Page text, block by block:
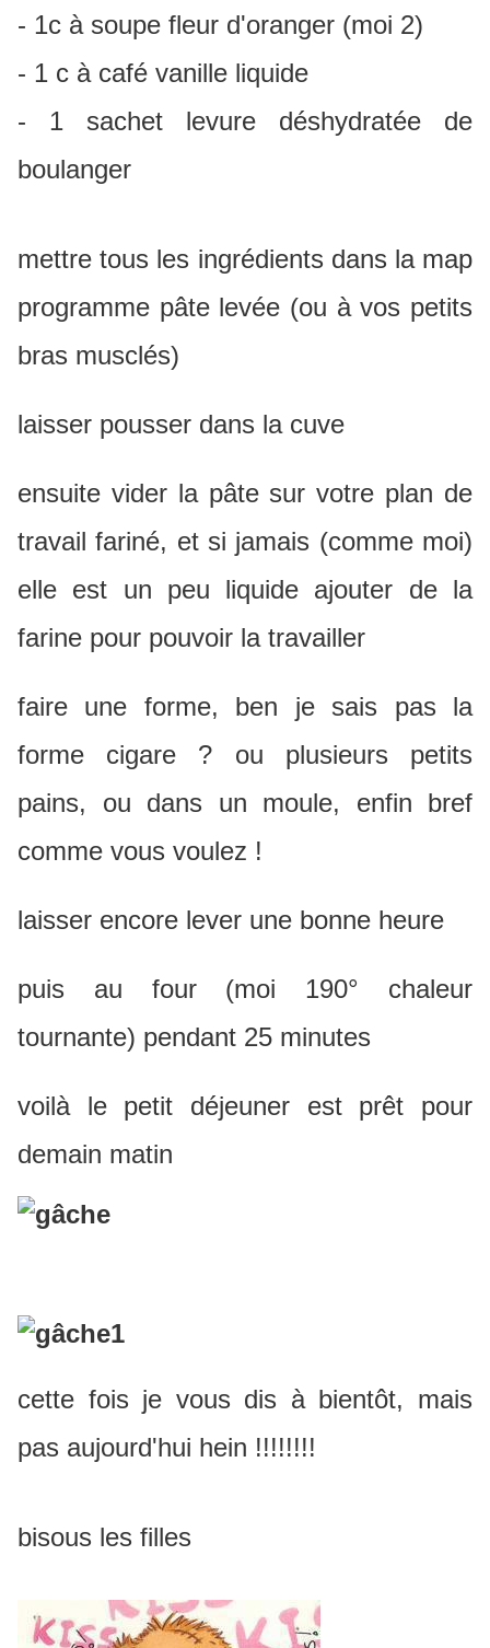
- 1c à soupe fleur d'oranger (moi 2)
- 1 c à café vanille liquide
- 1 sachet levure déshydratée de
boulanger
mettre tous les ingrédients dans la map
programme pâte levée (ou à vos petits
bras musclés)
laisser pousser dans la cuve
ensuite vider la pâte sur votre plan de
travail fariné, et si jamais (comme moi)
elle est un peu liquide ajouter de la
farine pour pouvoir la travailler
faire une forme, ben je sais pas la
forme cigare ? ou plusieurs petits
pains, ou dans un moule, enfin bref
comme vous voulez !
laisser encore lever une bonne heure
puis au four (moi 190° chaleur
tournante) pendant 25 minutes
voilà le petit déjeuner est prêt pour
demain matin
cette fois je vous dis à bientôt, mais
pas aujourd'hui hein !!!!!!!!
bisous les filles